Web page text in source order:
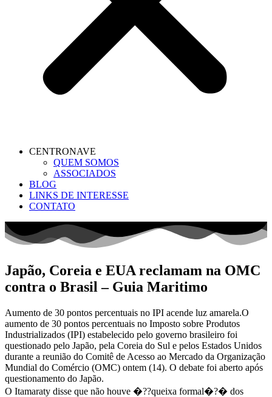
CENTRONAVE
QUEM SOMOS
ASSOCIADOS
BLOG
LINKS DE INTERESSE
CONTATO
Japão, Coreia e EUA reclamam na OMC
contra o Brasil – Guia Maritimo
Aumento de 30 pontos percentuais no IPI acende luz amarela.O
aumento de 30 pontos percentuais no Imposto sobre Produtos
Industrializados (IPI) estabelecido pelo governo brasileiro foi
questionado pelo Japão, pela Coreia do Sul e pelos Estados Unidos
durante a reunião do Comitê de Acesso ao Mercado da Organização
Mundial do Comércio (OMC) ontem (14). O debate foi aberto após
questionamento do Japão.
O Itamaraty disse que não houve �??queixa formal�?� dos